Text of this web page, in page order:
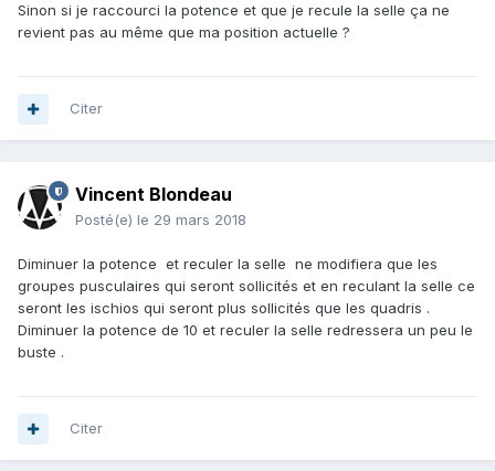
Sinon si je raccourci la potence et que je recule la selle ça ne
revient pas au même que ma position actuelle ?
Citer
Vincent Blondeau
Posté(e) le 29 mars 2018
Diminuer la potence et reculer la selle ne modifiera que les
groupes pusculaires qui seront sollicités et en reculant la selle ce
seront les ischios qui seront plus sollicités que les quadris .
Diminuer la potence de 10 et reculer la selle redressera un peu le
buste .
Citer